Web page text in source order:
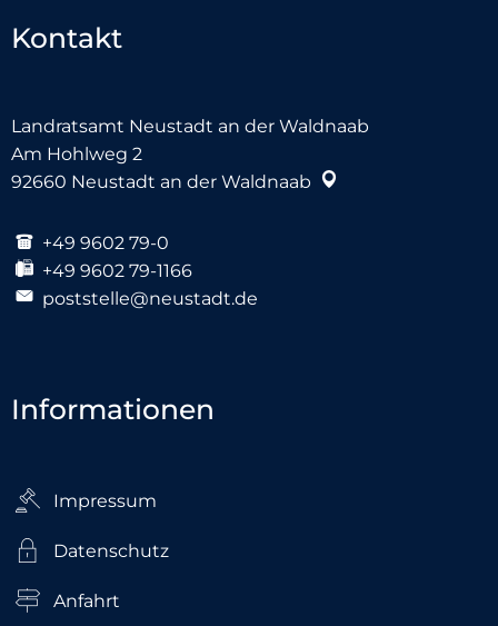
Kontakt
Landratsamt Neustadt an der Waldnaab
Am Hohlweg 2
92660 Neustadt an der Waldnaab
+49 9602 79-0
+49 9602 79-1166
poststelle@neustadt.de
Informationen
Impressum
Datenschutz
Anfahrt